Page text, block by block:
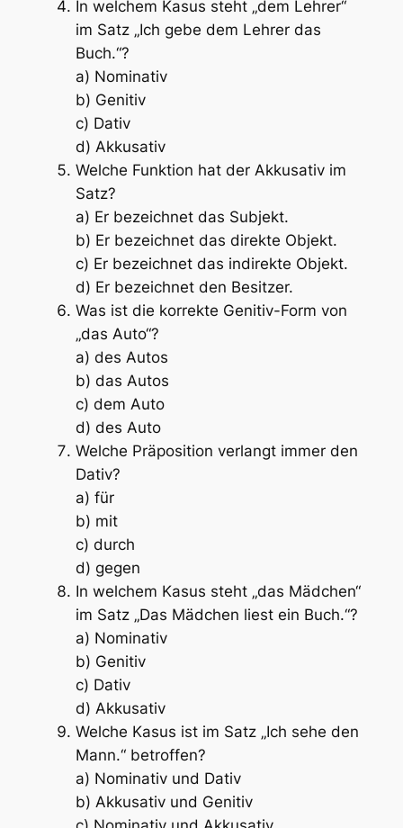
In welchem Kasus steht „dem Lehrer“
im Satz „Ich gebe dem Lehrer das
Buch.“?
a) Nominativ
b) Genitiv
c) Dativ
d) Akkusativ
Welche Funktion hat der Akkusativ im
Satz?
a) Er bezeichnet das Subjekt.
b) Er bezeichnet das direkte Objekt.
c) Er bezeichnet das indirekte Objekt.
d) Er bezeichnet den Besitzer.
Was ist die korrekte Genitiv-Form von
„das Auto“?
a) des Autos
b) das Autos
c) dem Auto
d) des Auto
Welche Präposition verlangt immer den
Dativ?
a) für
b) mit
c) durch
d) gegen
In welchem Kasus steht „das Mädchen“
im Satz „Das Mädchen liest ein Buch.“?
a) Nominativ
b) Genitiv
c) Dativ
d) Akkusativ
Welche Kasus ist im Satz „Ich sehe den
Mann.“ betroffen?
a) Nominativ und Dativ
b) Akkusativ und Genitiv